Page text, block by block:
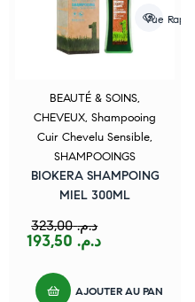
Vue Rapide
BEAUTÉ & SOINS,
CHEVEUX, Shampooing
Cuir Chevelu Sensible,
SHAMPOOINGS
BIOKERA SHAMPOING
MIEL 300ML
د.م.323,00
د.م.
AJOUTER AU PANIER